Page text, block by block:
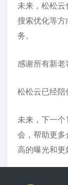
未来，松松
搜索优化等
务。
感谢所有新老
松松云已经陪
未来，下一
会，帮助更
高的曝光和更